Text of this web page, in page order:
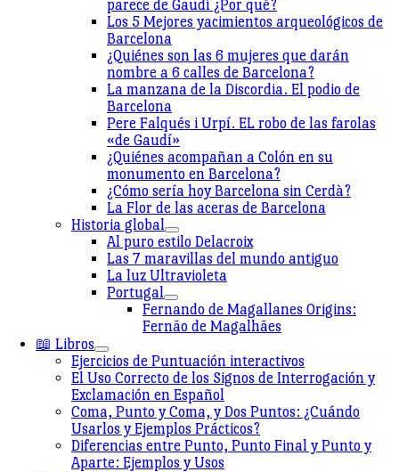
parece de Gaudí ¿Por qué?
Los 5 Mejores yacimientos arqueológicos de
Barcelona
¿Quiénes son las 6 mujeres que darán
nombre a 6 calles de Barcelona?
La manzana de la Discordia. El podio de
Barcelona
Pere Falqués i Urpí. EL robo de las farolas
«de Gaudí»
¿Quiénes acompañan a Colón en su
monumento en Barcelona?
¿Cómo sería hoy Barcelona sin Cerdà?
La Flor de las aceras de Barcelona
Historia global
Al puro estilo Delacroix
Las 7 maravillas del mundo antiguo
La luz Ultravioleta
Portugal
Fernando de Magallanes Origins:
Fernão de Magalhães
📖 Libros
Ejercicios de Puntuación interactivos
El Uso Correcto de los Signos de Interrogación y
Exclamación en Español
Coma, Punto y Coma, y Dos Puntos: ¿Cuándo
Usarlos y Ejemplos Prácticos?
Diferencias entre Punto, Punto Final y Punto y
Aparte: Ejemplos y Usos